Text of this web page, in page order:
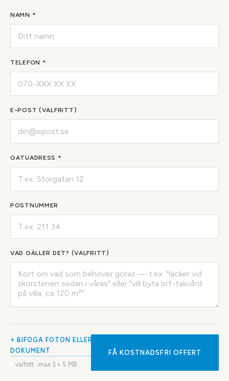
NAMN *
TELEFON *
E-POST (VALFRITT)
GATUADRESS *
POSTNUMMER
VAD GÄLLER DET? (VALFRITT)
+ BIFOGA FOTON ELLER
DOKUMENT
valfritt · max 3 × 5 MB
FÅ KOSTNADSFRI OFFERT